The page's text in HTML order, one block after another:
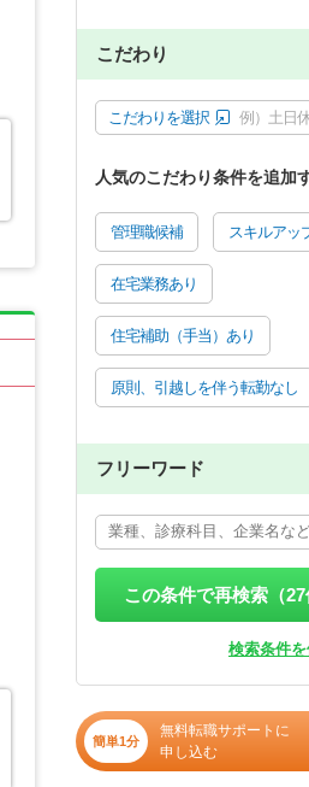
こだわり
こだわりを選択 例）土日
人気のこだわり条件を追加
管理職候補 スキルアッ
在宅業務あり
住宅補助（手当）あり
原則、引越しを伴う転勤なし
フリーワード
この条件で再検索（27
検索条件
簡単1分
無料転職サポートに
申し込む